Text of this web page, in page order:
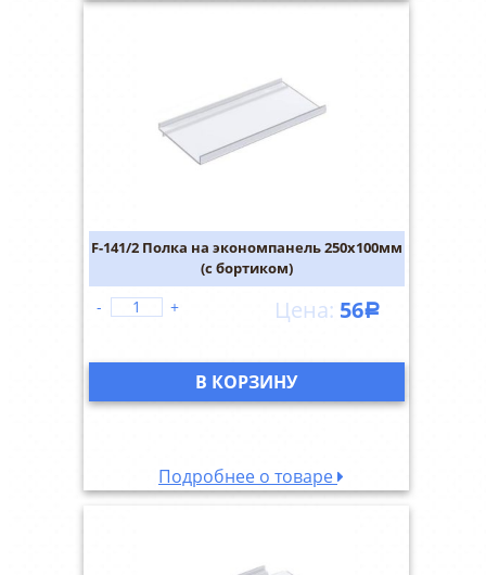
F-141/2 Полка на экономпанель 250х100мм
(с бортиком)
56Р
- +
В КОРЗИНУ
Подробнее о товаре